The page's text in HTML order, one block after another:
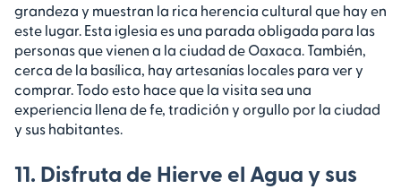
grandeza y muestran la rica herencia cultural que hay en
este lugar. Esta iglesia es una parada obligada para las
personas que vienen a la ciudad de Oaxaca. También,
cerca de la basílica, hay artesanías locales para ver y
comprar. Todo esto hace que la visita sea una
experiencia llena de fe, tradición y orgullo por la ciudad
y sus habitantes.
11. Disfruta de Hierve el Agua y sus